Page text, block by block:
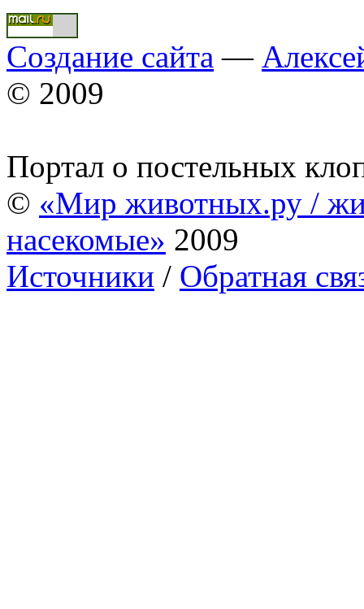
Создание сайта —
© 2009
Портал о постельных
© «Мир животных.ру /
насекомые» 2009
Источники / Обратная